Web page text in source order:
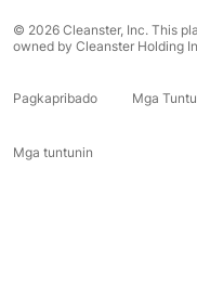
© 2026 Cleanster, Inc. This
owned by Cleanster Holding
Pagkapribado Mga
Mga tuntunin